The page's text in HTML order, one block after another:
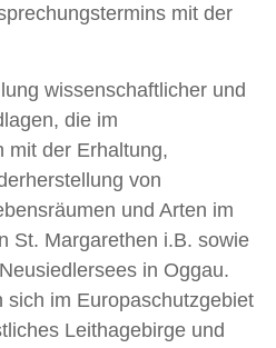
mit der
wissenschaftlicher und
die im
mit der Erhaltung,
von
und Arten im
St. Margarethen i.B. sowie
in Oggau.
sich im Europaschutzgebiet
Leithagebirge und